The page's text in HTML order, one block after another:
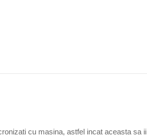
cu masina, astfel incat aceasta sa ii